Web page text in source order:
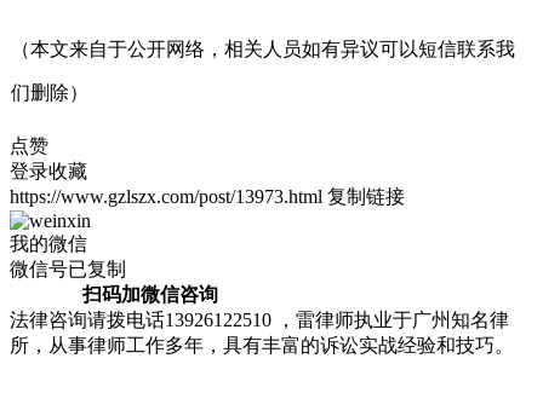
（本文来自于公开网络，相关人员如有异议可以短信联系我
们删除）
点赞
登录收藏
https://www.gzlszx.com/post/13973.html 复制链接
我的微信
微信号已复制
扫码加微信咨询
法律咨询请拨电话13926122510 ，雷律师执业于广州知名律
所，从事律师工作多年，具有丰富的诉讼实战经验和技巧。